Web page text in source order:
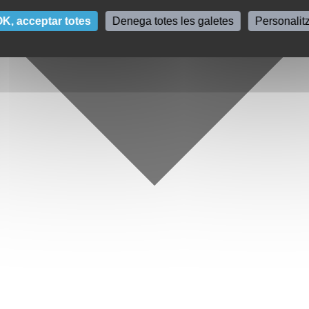
acceptar totes Denega totes les galetes